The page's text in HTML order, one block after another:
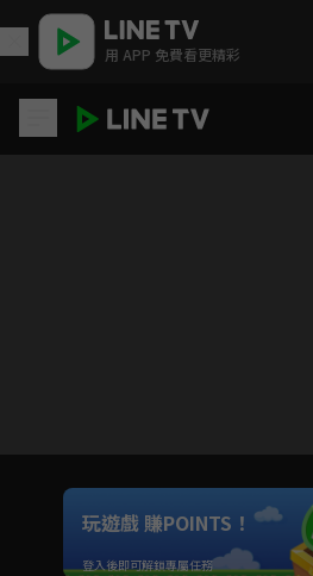
用 APP 免費看更精彩
Unmute
如有不便請見諒
玩遊戲 賺POINTS！
登入後即可解鎖專屬任務